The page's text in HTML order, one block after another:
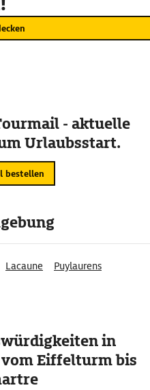
- aktuelle
Urlaubsstart.
bestellen
Lacaune Puylaurens
in
vom Eiffelturm bis